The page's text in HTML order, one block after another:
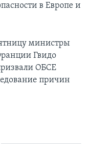
в Европе и
министры
Гвидо
ОБСЕ
причин